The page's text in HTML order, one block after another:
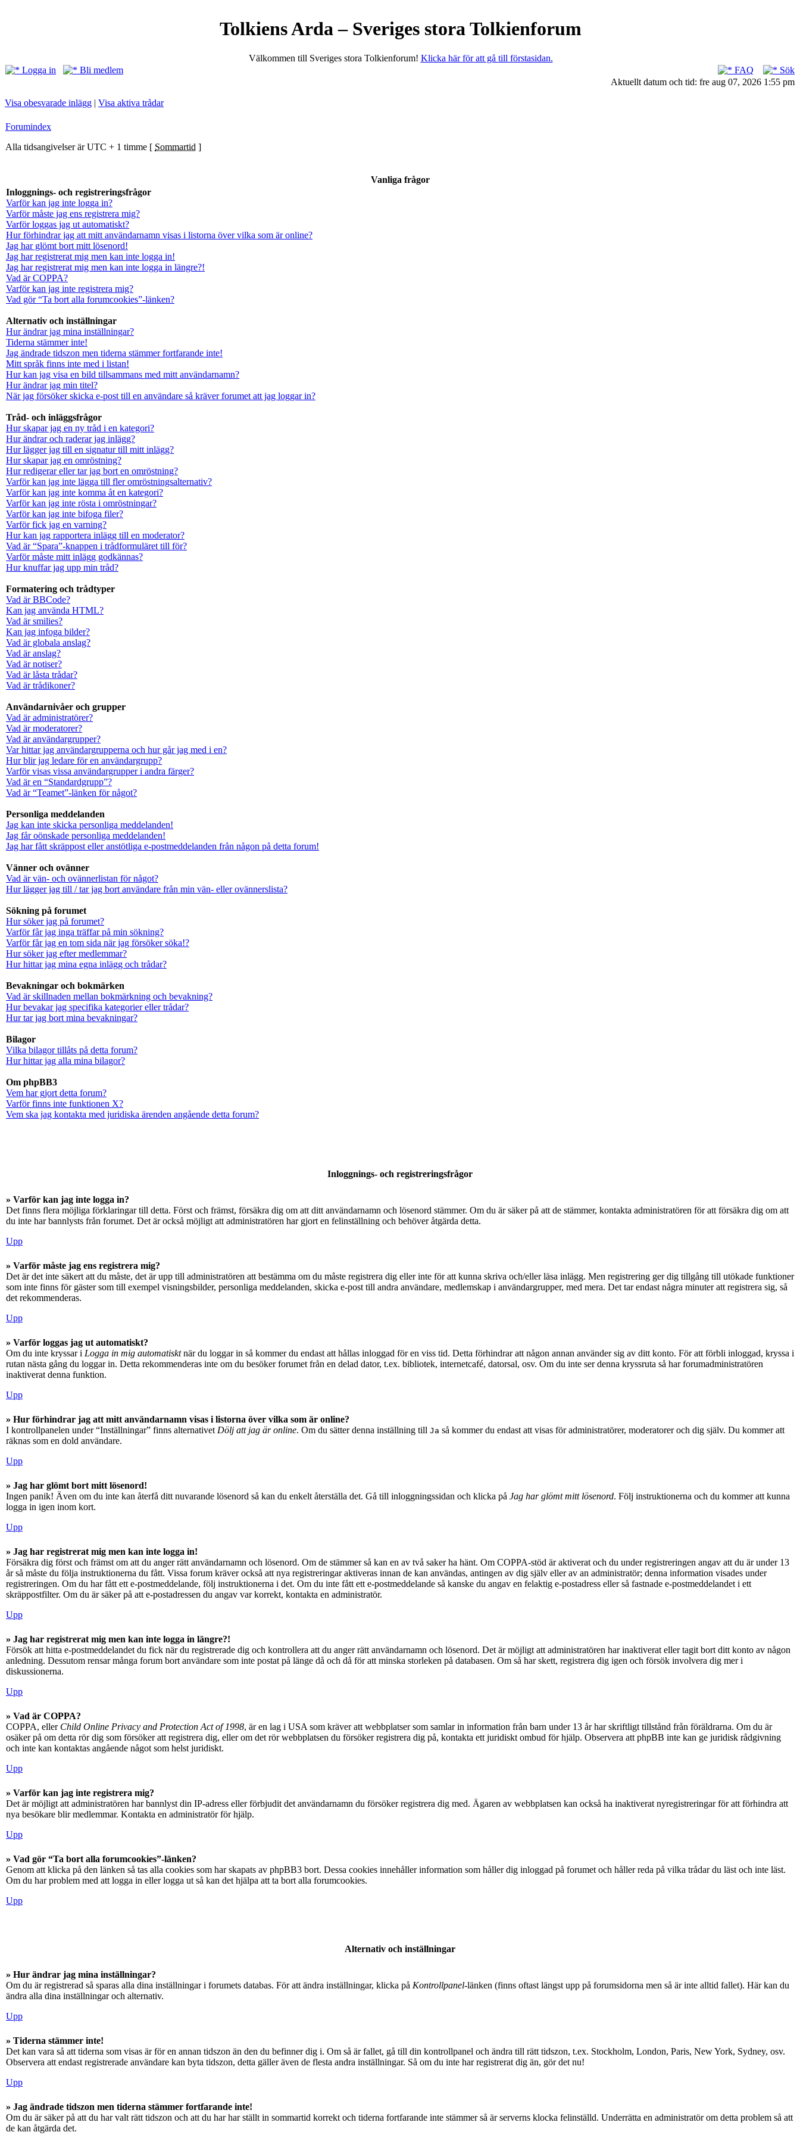
Tolkiens Arda – Sveriges stora Tolkienforum
Välkommen till Sveriges stora Tolkienforum! Klicka här för att gå till förstasidan.
Logga in
Bli medlem FAQ
Sök
Aktuellt datum och tid: fre aug 07, 2026 1:55 pm
Visa obesvarade inlägg | Visa aktiva trådar
Forumindex
Alla tidsangivelser är UTC + 1 timme [ Sommartid ]
Vanliga frågor
Inloggnings- och registreringsfrågor
Varför kan jag inte logga in?
Varför måste jag ens registrera mig?
Varför loggas jag ut automatiskt?
Hur förhindrar jag att mitt användarnamn visas i listorna över vilka som är online?
Jag har glömt bort mitt lösenord!
Jag har registrerat mig men kan inte logga in!
Jag har registrerat mig men kan inte logga in längre?!
Vad är COPPA?
Varför kan jag inte registrera mig?
Vad gör “Ta bort alla forumcookies”-länken?
Alternativ och inställningar
Hur ändrar jag mina inställningar?
Tiderna stämmer inte!
Jag ändrade tidszon men tiderna stämmer fortfarande inte!
Mitt språk finns inte med i listan!
Hur kan jag visa en bild tillsammans med mitt användarnamn?
Hur ändrar jag min titel?
När jag försöker skicka e-post till en användare så kräver forumet att jag loggar in?
Tråd- och inläggsfrågor
Hur skapar jag en ny tråd i en kategori?
Hur ändrar och raderar jag inlägg?
Hur lägger jag till en signatur till mitt inlägg?
Hur skapar jag en omröstning?
Hur redigerar eller tar jag bort en omröstning?
Varför kan jag inte lägga till fler omröstningsalternativ?
Varför kan jag inte komma åt en kategori?
Varför kan jag inte rösta i omröstningar?
Varför kan jag inte bifoga filer?
Varför fick jag en varning?
Hur kan jag rapportera inlägg till en moderator?
Vad är “Spara”-knappen i trådformuläret till för?
Varför måste mitt inlägg godkännas?
Hur knuffar jag upp min tråd?
Formatering och trådtyper
Vad är BBCode?
Kan jag använda HTML?
Vad är smilies?
Kan jag infoga bilder?
Vad är globala anslag?
Vad är anslag?
Vad är notiser?
Vad är låsta trådar?
Vad är trådikoner?
Användarnivåer och grupper
Vad är administratörer?
Vad är moderatorer?
Vad är användargrupper?
Var hittar jag användargrupperna och hur går jag med i en?
Hur blir jag ledare för en användargrupp?
Varför visas vissa användargrupper i andra färger?
Vad är en “Standardgrupp”?
Vad är “Teamet”-länken för något?
Personliga meddelanden
Jag kan inte skicka personliga meddelanden!
Jag får oönskade personliga meddelanden!
Jag har fått skräppost eller anstötliga e-postmeddelanden från någon på detta forum!
Vänner och ovänner
Vad är vän- och ovännerlistan för något?
Hur lägger jag till / tar jag bort användare från min vän- eller ovännerslista?
Sökning på forumet
Hur söker jag på forumet?
Varför får jag inga träffar på min sökning?
Varför får jag en tom sida när jag försöker söka!?
Hur söker jag efter medlemmar?
Hur hittar jag mina egna inlägg och trådar?
Bevakningar och bokmärken
Vad är skillnaden mellan bokmärkning och bevakning?
Hur bevakar jag specifika kategorier eller trådar?
Hur tar jag bort mina bevakningar?
Bilagor
Vilka bilagor tillåts på detta forum?
Hur hittar jag alla mina bilagor?
Om phpBB3
Vem har gjort detta forum?
Varför finns inte funktionen X?
Vem ska jag kontakta med juridiska ärenden angående detta forum?
Inloggnings- och registreringsfrågor
» Varför kan jag inte logga in?
Det finns flera möjliga förklaringar till detta. Först och främst, försäkra dig om att ditt användarnamn och lösenord stämmer. Om du är säker på att de stämmer, kontakta administratören för att försäkra dig om att
du inte har bannlysts från forumet. Det är också möjligt att administratören har gjort en felinställning och behöver åtgärda detta.
Upp
» Varför måste jag ens registrera mig?
Det är det inte säkert att du måste, det är upp till administratören att bestämma om du måste registrera dig eller inte för att kunna skriva och/eller läsa inlägg. Men registrering ger dig tillgång till utökade funktioner
som inte finns för gäster som till exempel visningsbilder, personliga meddelanden, skicka e-post till andra användare, medlemskap i användargrupper, med mera. Det tar endast några minuter att registrera sig, så
det rekommenderas.
Upp
» Varför loggas jag ut automatiskt?
Om du inte kryssar i Logga in mig automatisktnär du loggar in så kommer du endast att hållas inloggad för en viss tid. Detta förhindrar att någon annan använder sig av ditt konto. För att förbli inloggad, kryssa i
rutan nästa gång du loggar in. Detta rekommenderas inte om du besöker forumet från en delad dator, t.ex. bibliotek, internetcafé, datorsal, osv. Om du inte ser denna kryssruta så har forumadministratören
inaktiverat denna funktion.
Upp
» Hur förhindrar jag att mitt användarnamn visas i listorna över vilka som är online?
I kontrollpanelen under “Inställningar” finns alternativet Dölj att jag är online. Om du sätter denna inställning till Ja så kommer du endast att visas för administratörer, moderatorer och dig själv. Du kommer att
räknas som en dold användare.
Upp
» Jag har glömt bort mitt lösenord!
Ingen panik! Även om du inte kan återfå ditt nuvarande lösenord så kan du enkelt återställa det. Gå till inloggningssidan och klicka på Jag har glömt mitt lösenord. Följ instruktionerna och du kommer att kunna
logga in igen inom kort.
Upp
» Jag har registrerat mig men kan inte logga in!
Försäkra dig först och främst om att du anger rätt användarnamn och lösenord. Om de stämmer så kan en av två saker ha hänt. Om COPPA-stöd är aktiverat och du under registreringen angav att du är under 13
år så måste du följa instruktionerna du fått. Vissa forum kräver också att nya registreringar aktiveras innan de kan användas, antingen av dig själv eller av an administratör; denna information visades under
registreringen. Om du har fått ett e-postmeddelande, följ instruktionerna i det. Om du inte fått ett e-postmeddelande så kanske du angav en felaktig e-postadress eller så fastnade e-postmeddelandet i ett
skräppostfilter. Om du är säker på att e-postadressen du angav var korrekt, kontakta en administratör.
Upp
» Jag har registrerat mig men kan inte logga in längre?!
Försök att hitta e-postmeddelandet du fick när du registrerade dig och kontrollera att du anger rätt användarnamn och lösenord. Det är möjligt att administratören har inaktiverat eller tagit bort ditt konto av någon
anledning. Dessutom rensar många forum bort användare som inte postat på länge då och då för att minska storleken på databasen. Om så har skett, registrera dig igen och försök involvera dig mer i
diskussionerna.
Upp
» Vad är COPPA?
COPPA, eller Child Online Privacy and Protection Act of 1998, är en lag i USA som kräver att webbplatser som samlar in information från barn under 13 år har skriftligt tillstånd från föräldrarna. Om du är
osäker på om detta rör dig som försöker att registrera dig, eller om det rör webbplatsen du försöker registrera dig på, kontakta ett juridiskt ombud för hjälp. Observera att phpBB inte kan ge juridisk rådgivning
och inte kan kontaktas angående något som helst juridiskt.
Upp
» Varför kan jag inte registrera mig?
Det är möjligt att administratören har bannlyst din IP-adress eller förbjudit det användarnamn du försöker registrera dig med. Ägaren av webbplatsen kan också ha inaktiverat nyregistreringar för att förhindra att
nya besökare blir medlemmar. Kontakta en administratör för hjälp.
Upp
» Vad gör “Ta bort alla forumcookies”-länken?
Genom att klicka på den länken så tas alla cookies som har skapats av phpBB3 bort. Dessa cookies innehåller information som håller dig inloggad på forumet och håller reda på vilka trådar du läst och inte läst.
Om du har problem med att logga in eller logga ut så kan det hjälpa att ta bort alla forumcookies.
Upp
Alternativ och inställningar
» Hur ändrar jag mina inställningar?
Om du är registrerad så sparas alla dina inställningar i forumets databas. För att ändra inställningar, klicka på Kontrollpanel-länken (finns oftast längst upp på forumsidorna men så är inte alltid fallet). Här kan du
ändra alla dina inställningar och alternativ.
Upp
» Tiderna stämmer inte!
Det kan vara så att tiderna som visas är för en annan tidszon än den du befinner dig i. Om så är fallet, gå till din kontrollpanel och ändra till rätt tidszon, t.ex. Stockholm, London, Paris, New York, Sydney, osv.
Observera att endast registrerade användare kan byta tidszon, detta gäller även de flesta andra inställningar. Så om du inte har registrerat dig än, gör det nu!
Upp
» Jag ändrade tidszon men tiderna stämmer fortfarande inte!
Om du är säker på att du har valt rätt tidszon och att du har har ställt in sommartid korrekt och tiderna fortfarande inte stämmer så är serverns klocka felinställd. Underrätta en administratör om detta problem så att
de kan åtgärda det.